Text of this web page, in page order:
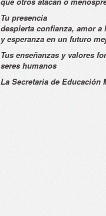
Tu presencia
despierta confianza, amor a
y esperanza en un futuro
Tus enseñanzas y valores
seres humanos
La Secretaria de Educación